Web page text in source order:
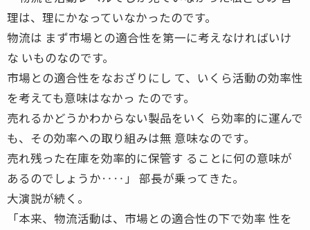
理は、理にかなっていなかったのです。
物流は まず市場との適合性を第一に考えなければいけ
な いものなのです。
市場との適合性をなおざりにし て、いくら活動の効率性
を考えても意味はなかっ たのです。
売れるかどうかわからない製品をいく ら効率的に運んで
も、その効率への取り組みは無 意味なのです。
売れ残った在庫を効率的に保管す ることに何の意味が
あるのでしょうか‥‥」 部長が乗ってきた。
大演説が続く。
「本来、物流活動は、市場との適合性の下で効率 性を